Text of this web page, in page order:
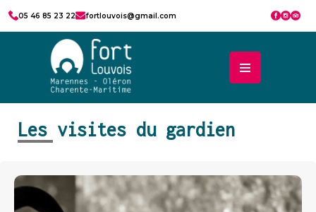
05 46 85 23 22 fortlouvois@gmail.com
Les visites du gardien